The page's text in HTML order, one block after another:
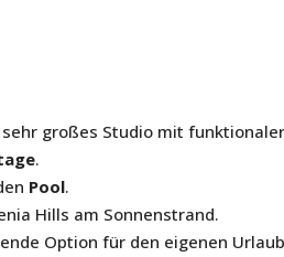
großes Studio mit
.
Pool.
Hills am Sonnenstrand.
Option für den eigenen